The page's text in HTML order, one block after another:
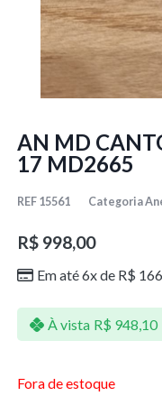
AN MD
17 MD2665
REF 15561 Categoria
R$998,00
Em até 6x de R$
À vista R$ 948,10
Fora de estoque